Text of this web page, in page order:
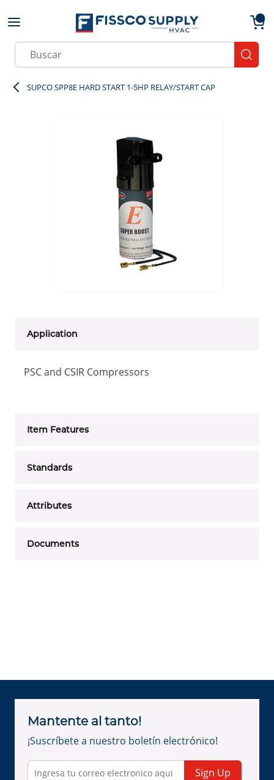
Skip to main content
Site Search
SUPCO SPP8E HARD START 1-5HP RELAY/START CAP
Application
PSC and CSIR Compressors
Item Features
Standards
Attributes
Documents
Mantente al tanto!
¡Suscríbete a nuestro boletín electrónico!
Sign Up